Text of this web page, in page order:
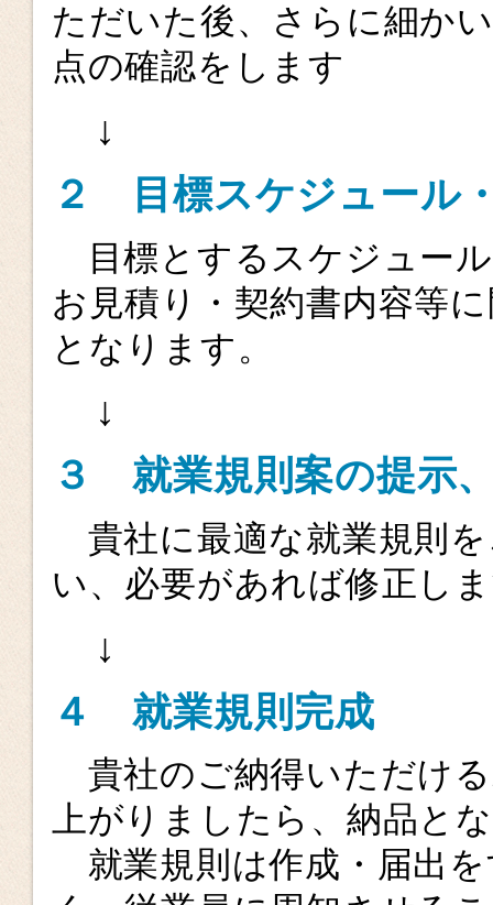
ただいた後、さらに細か
点の確認をします
↓
２ 目標スケジュール
目標とするスケジュー
お見積り・契約書内容等
となります。
↓
３ 就業規則案の提示
貴社に最適な就業規則
い、必要があれば修正し
↓
４ 就業規則完成
貴社のご納得いただけ
上がりましたら、納品と
就業規則は作成・届出